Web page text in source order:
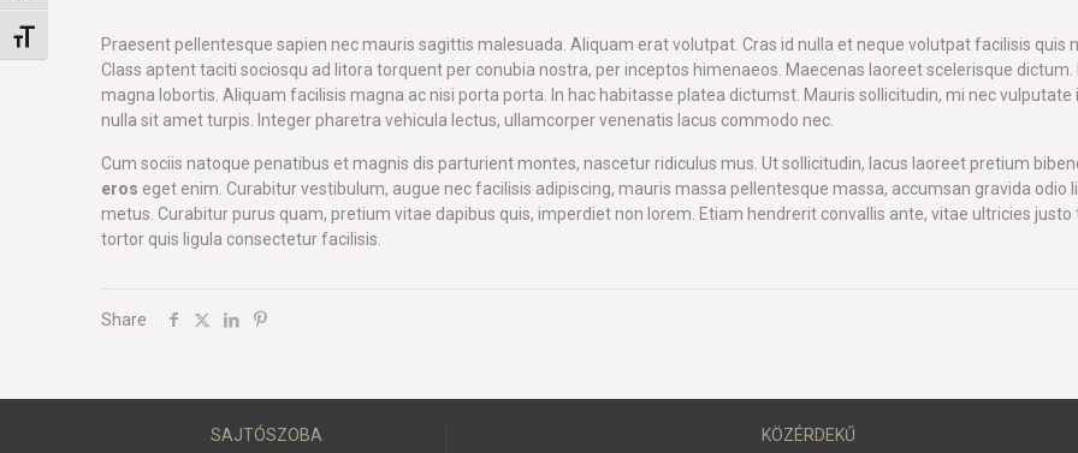
Betűméret váltásaPraesent pellentesque sapien nec mauris sagittis malesuada. Aliquam erat volutpat. Cras id nulla et neque volutpat facilisis quis
Class aptent taciti sociosqu ad litora torquent per conubia nostra, per inceptos himenaeos. Maecenas laoreet scelerisque dictum.
magna lobortis. Aliquam facilisis magna ac nisi porta porta. In hac habitasse platea dictumst. Mauris sollicitudin, mi nec
nulla sit amet turpis. Integer pharetra vehicula lectus, ullamcorper venenatis lacus commodo nec.
Cum sociis natoque penatibus et magnis dis parturient montes, nascetur ridiculus mus. Ut sollicitudin, lacus laoreet pretium
eros eget enim. Curabitur vestibulum, augue nec facilisis adipiscing, mauris massa pellentesque massa, accumsan gravida
metus. Curabitur purus quam, pretium vitae dapibus quis, imperdiet non lorem. Etiam hendrerit convallis ante, vitae ultricies
tortor quis ligula consectetur facilisis.
Share
SAJTÓSZOBA KÖZÉRDEKŰ